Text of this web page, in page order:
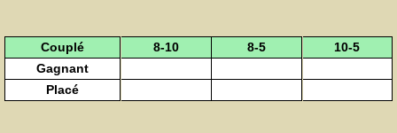
Couplé 8-10 8-5
10-5
Gagnant
Placé